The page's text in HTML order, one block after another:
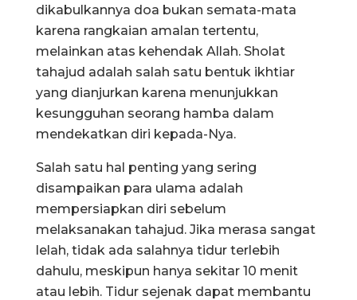
dikabulkannya doa bukan semata-mata
karena rangkaian amalan tertentu,
melainkan atas kehendak Allah. Sholat
tahajud adalah salah satu bentuk ikhtiar
yang dianjurkan karena menunjukkan
kesungguhan seorang hamba dalam
mendekatkan diri kepada-Nya.
Salah satu hal penting yang sering
disampaikan para ulama adalah
mempersiapkan diri sebelum
melaksanakan tahajud. Jika merasa sangat
lelah, tidak ada salahnya tidur terlebih
dahulu, meskipun hanya sekitar 10 menit
atau lebih. Tidur sejenak dapat membantu